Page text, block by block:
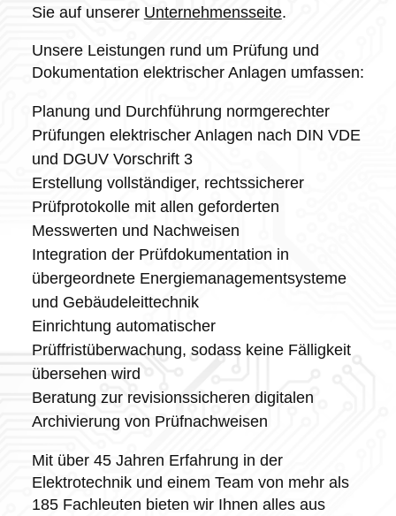
Sie auf unserer Unternehmensseite.
Unsere Leistungen rund um Prüfung und
Dokumentation elektrischer Anlagen umfassen:
Planung und Durchführung normgerechter
Prüfungen elektrischer Anlagen nach DIN VDE
und DGUV Vorschrift 3
Erstellung vollständiger, rechtssicherer
Prüfprotokolle mit allen geforderten
Messwerten und Nachweisen
Integration der Prüfdokumentation in
übergeordnete Energiemanagementsysteme
und Gebäudeleittechnik
Einrichtung automatischer
Prüffristüberwachung, sodass keine Fälligkeit
übersehen wird
Beratung zur revisionssicheren digitalen
Archivierung von Prüfnachweisen
Mit über 45 Jahren Erfahrung in der
Elektrotechnik und einem Team von mehr als
185 Fachleuten bieten wir Ihnen alles aus